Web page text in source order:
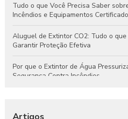
Tudo o que Você Precisa Saber
Incêndios e Equipamentos
Aluguel de Extintor CO2: Tudo o
Garantir Proteção Efetiva
Por que o Extintor de Água
Segurança Contra Incêndios
Artigos